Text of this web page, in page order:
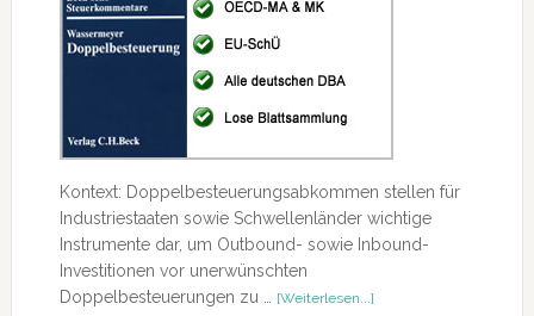
Kontext: Doppelbesteuerungsabkommen stellen für
Industriestaaten sowie Schwellenländer wichtige
Instrumente dar, um Outbound- sowie Inbound-
Investitionen vor unerwünschten
Doppelbesteuerungen zu …
[Weiterlesen...]ÜberDBA